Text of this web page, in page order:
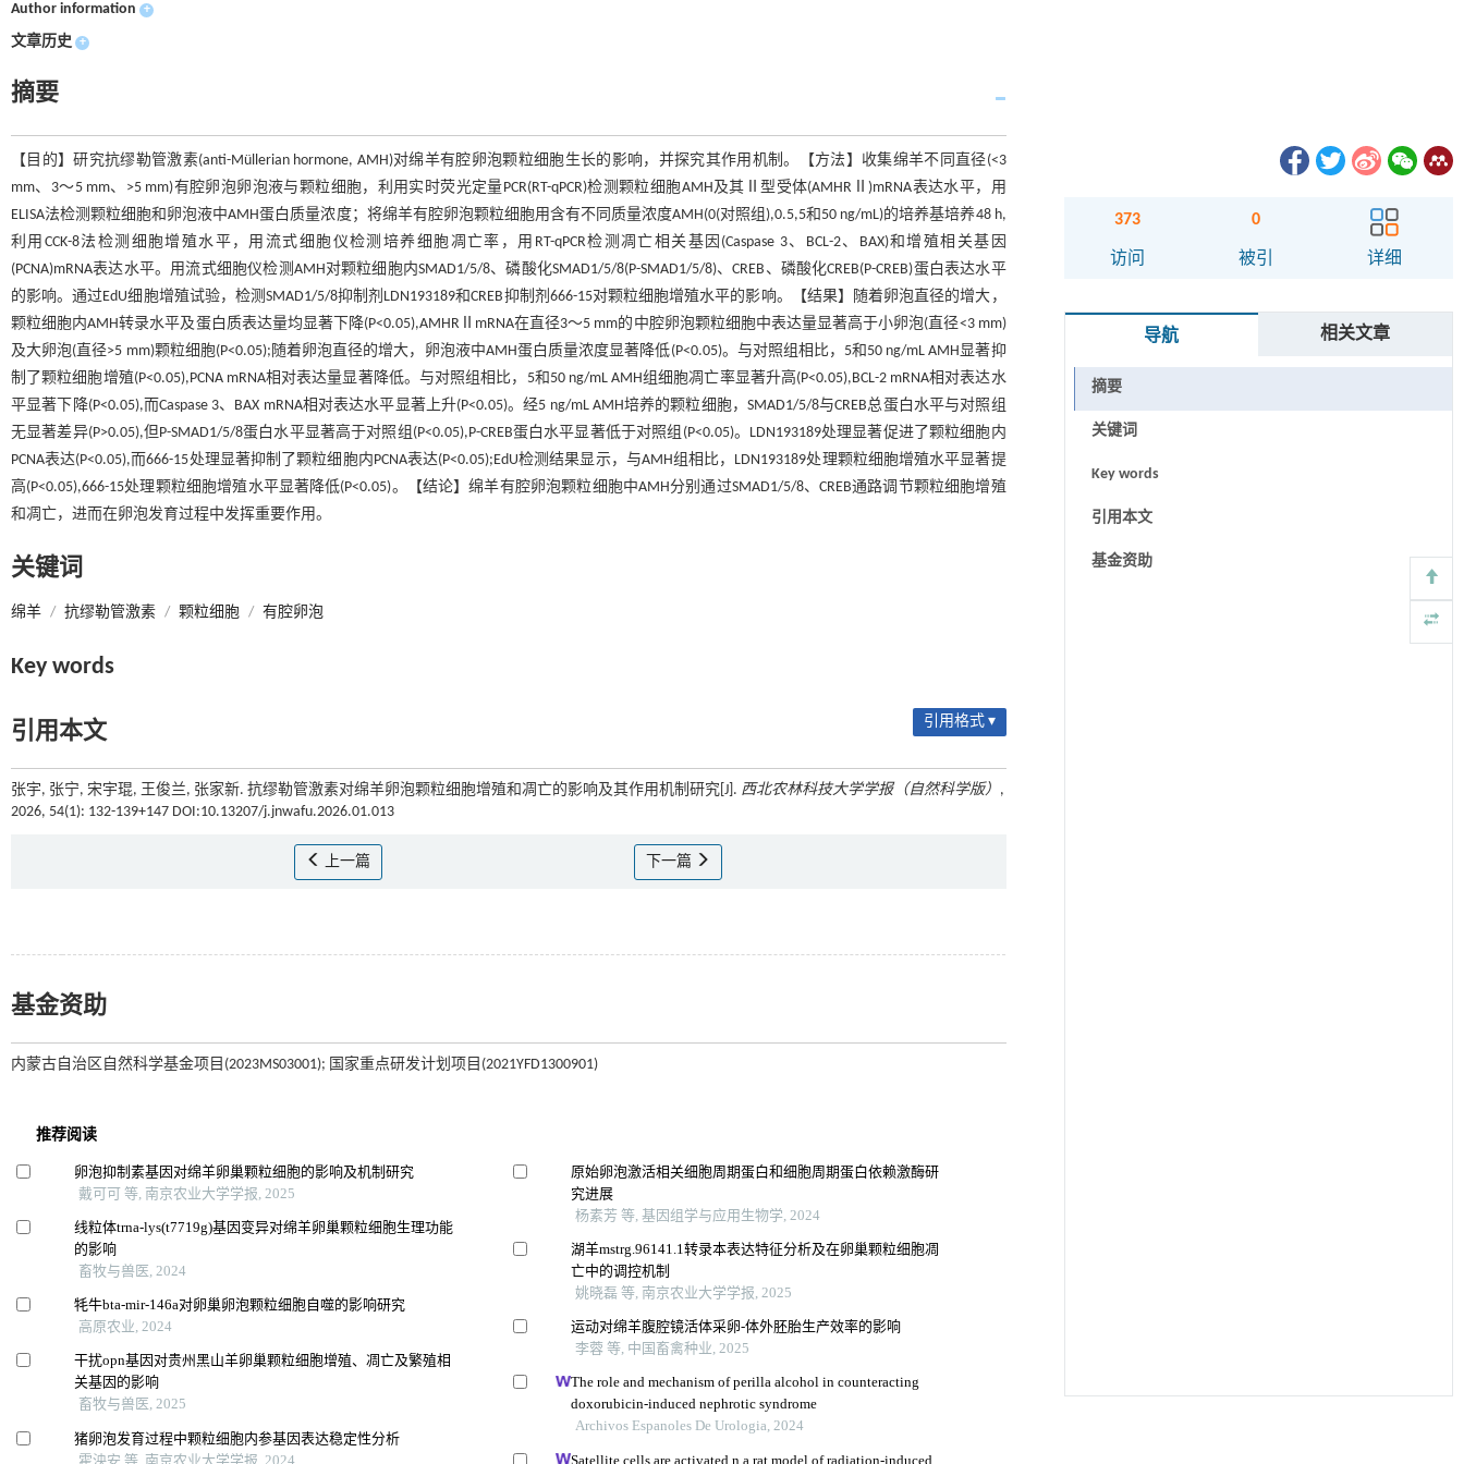
Author information +
文章历史 +
摘要
【目的】研究抗缪勒管激素(anti-Müllerian hormone, AMH)对绵羊有腔卵泡颗粒细胞生长的影响，并探究其作用机制。【方法】收集绵羊不同直径(<3
mm、3～5 mm、>5 mm)有腔卵泡卵泡液与颗粒细胞，利用实时荧光定量PCR(RT-qPCR)检测颗粒细胞AMH及其Ⅱ型受体(AMHRⅡ)mRNA表达水平，用
ELISA法检测颗粒细胞和卵泡液中AMH蛋白质量浓度；将绵羊有腔卵泡颗粒细胞用含有不同质量浓度AMH(0(对照组),0.5,5和50 ng/mL)的培养基培养48 h,
利用CCK-8法检测细胞增殖水平，用流式细胞仪检测培养细胞凋亡率，用RT-qPCR检测凋亡相关基因(Caspase 3、BCL-2、BAX)和增殖相关基因
(PCNA)mRNA表达水平。用流式细胞仪检测AMH对颗粒细胞内SMAD1/5/8、磷酸化SMAD1/5/8(P-SMAD1/5/8)、CREB、磷酸化CREB(P-CREB)蛋白表达水平
的影响。通过EdU细胞增殖试验，检测SMAD1/5/8抑制剂LDN193189和CREB抑制剂666-15对颗粒细胞增殖水平的影响。【结果】随着卵泡直径的增大，
颗粒细胞内AMH转录水平及蛋白质表达量均显著下降(P<0.05),AMHRⅡmRNA在直径3～5 mm的中腔卵泡颗粒细胞中表达量显著高于小卵泡(直径<3 mm)
及大卵泡(直径>5 mm)颗粒细胞(P<0.05);随着卵泡直径的增大，卵泡液中AMH蛋白质量浓度显著降低(P<0.05)。与对照组相比，5和50 ng/mL AMH显著抑
制了颗粒细胞增殖(P<0.05),PCNA mRNA相对表达量显著降低。与对照组相比，5和50 ng/mL AMH组细胞凋亡率显著升高(P<0.05),BCL-2 mRNA相对表达水
平显著下降(P<0.05),而Caspase 3、BAX mRNA相对表达水平显著上升(P<0.05)。经5 ng/mL AMH培养的颗粒细胞，SMAD1/5/8与CREB总蛋白水平与对照组
无显著差异(P>0.05),但P-SMAD1/5/8蛋白水平显著高于对照组(P<0.05),P-CREB蛋白水平显著低于对照组(P<0.05)。LDN193189处理显著促进了颗粒细胞内
PCNA表达(P<0.05),而666-15处理显著抑制了颗粒细胞内PCNA表达(P<0.05);EdU检测结果显示，与AMH组相比，LDN193189处理颗粒细胞增殖水平显著提
高(P<0.05),666-15处理颗粒细胞增殖水平显著降低(P<0.05)。【结论】绵羊有腔卵泡颗粒细胞中AMH分别通过SMAD1/5/8、CREB通路调节颗粒细胞增殖
和凋亡，进而在卵泡发育过程中发挥重要作用。
关键词
绵羊 / 抗缪勒管激素 / 颗粒细胞 / 有腔卵泡
Key words
引用本文 引用格式 ▾
张宇, 张宁, 宋宇琨, 王俊兰, 张家新. 抗缪勒管激素对绵羊卵泡颗粒细胞增殖和凋亡的影响及其作用机制研究[J]. 西北农林科技大学学报（自然科学版） ,
2026, 54(1): 132-139+147 DOI:10.13207/j.jnwafu.2026.01.013
上一篇 下一篇
基金资助
内蒙古自治区自然科学基金项目(2023MS03001); 国家重点研发计划项目(2021YFD1300901)
373
访问
0
被引 详细
导航 相关文章
摘要
关键词
Key words
引用本文
基金资助